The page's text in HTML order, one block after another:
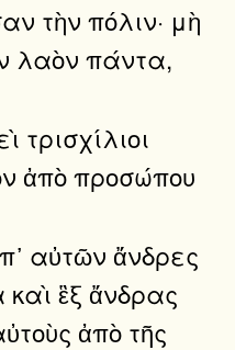
τὴν πόλιν· μὴ
λαὸν πάντα,
τρισχίλιοι
ἀπὸ προσώπου
αὐτῶν ἄνδρες
καὶ ἓξ ἄνδρας
ἀπὸ τῆς